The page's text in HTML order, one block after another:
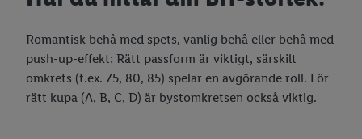
Romantisk behå med spets, vanlig behå eller behå med
push-up-effekt: Rätt passform är viktigt, särskilt
omkrets (t.ex. 75, 80, 85) spelar en avgörande roll. För
rätt kupa (A, B, C, D) är bystomkretsen också viktig.